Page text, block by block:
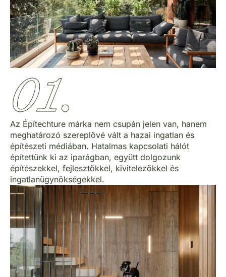
01.
Az Építechture márka nem csupán jelen van, hanem
meghatározó szereplővé vált a hazai ingatlan és
építészeti médiában. Hatalmas kapcsolati hálót
építettünk ki az iparágban, együtt dolgozunk
építészekkel, fejlesztőkkel, kivitelezőkkel és
ingatlanügynökségekkel.